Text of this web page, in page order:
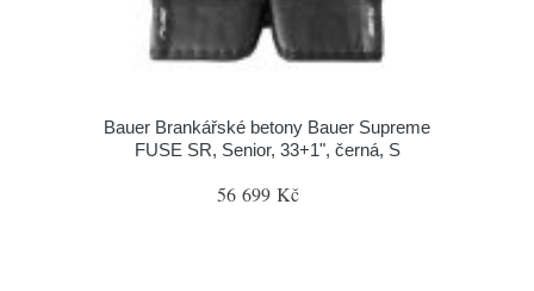
Bauer Brankářské betony Bauer Supreme
FUSE SR, Senior, 33+1", černá, S
56 699 Kč